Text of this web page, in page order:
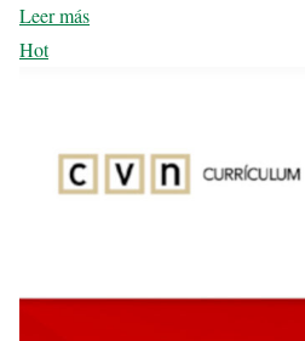
Leer más
Hot